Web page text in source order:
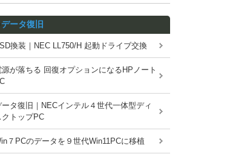
データ復旧
換装｜NEC LL750/H 起動ドライブ交換
源が落ちる 回復オプションになるHPノート
ータ復旧｜NECインテル４世代一体型ディ
クトップPC
７PCのデータを９世代Win11PCに移植